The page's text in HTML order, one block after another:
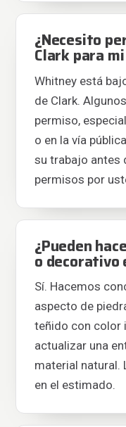
¿Necesito
Clark para
Whitney está
de Clark.
permiso,
o en la vía
su trabajo antes
permisos por
¿Pueden
o decorativo
Sí. Hacemos
aspecto de
teñido con color
actualizar una
material natural.
en el estimado.